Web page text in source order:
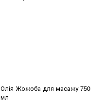
Олія Жожоба для масажу 750
мл